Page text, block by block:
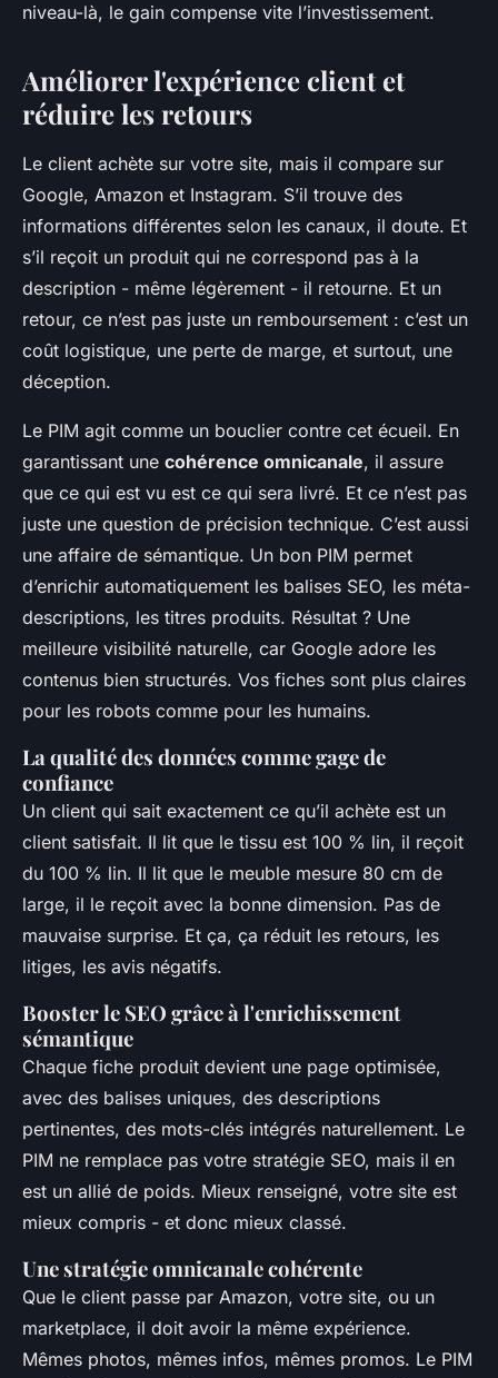
niveau-là, le gain compense vite l’investissement.
Améliorer l'expérience client et
réduire les retours
Le client achète sur votre site, mais il compare sur
Google, Amazon et Instagram. S’il trouve des
informations différentes selon les canaux, il doute. Et
s’il reçoit un produit qui ne correspond pas à la
description - même légèrement - il retourne. Et un
retour, ce n’est pas juste un remboursement : c’est un
coût logistique, une perte de marge, et surtout, une
déception.
Le PIM agit comme un bouclier contre cet écueil. En
garantissant une cohérence omnicanale, il assure
que ce qui est vu est ce qui sera livré. Et ce n’est pas
juste une question de précision technique. C’est aussi
une affaire de sémantique. Un bon PIM permet
d’enrichir automatiquement les balises SEO, les méta-
descriptions, les titres produits. Résultat ? Une
meilleure visibilité naturelle, car Google adore les
contenus bien structurés. Vos fiches sont plus claires
pour les robots comme pour les humains.
La qualité des données comme gage de
confiance
Un client qui sait exactement ce qu’il achète est un
client satisfait. Il lit que le tissu est 100 % lin, il reçoit
du 100 % lin. Il lit que le meuble mesure 80 cm de
large, il le reçoit avec la bonne dimension. Pas de
mauvaise surprise. Et ça, ça réduit les retours, les
litiges, les avis négatifs.
Booster le SEO grâce à l'enrichissement
sémantique
Chaque fiche produit devient une page optimisée,
avec des balises uniques, des descriptions
pertinentes, des mots-clés intégrés naturellement. Le
PIM ne remplace pas votre stratégie SEO, mais il en
est un allié de poids. Mieux renseigné, votre site est
mieux compris - et donc mieux classé.
Une stratégie omnicanale cohérente
Que le client passe par Amazon, votre site, ou un
marketplace, il doit avoir la même expérience.
Mêmes photos, mêmes infos, mêmes promos. Le PIM